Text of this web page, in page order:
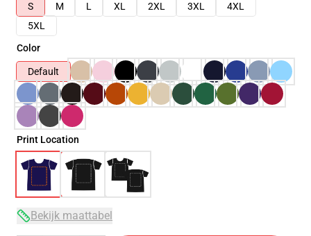
S
M L XL 2XL 3XL
4XL
5XL
Color
Default
Print Location
Bekijk maattabel